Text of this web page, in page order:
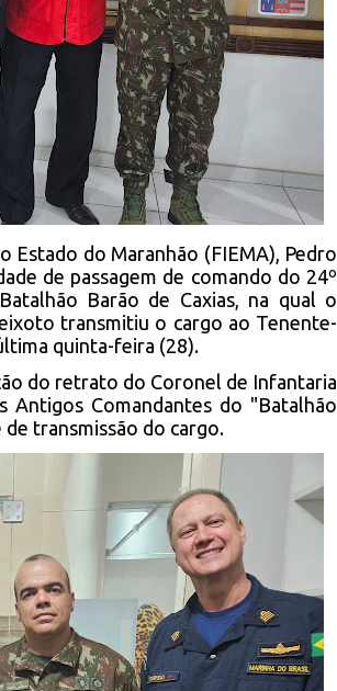
Estado do Maranhão (FIEMA), Pedro
de passagem de comando do 24º
Barão de Caxias, na qual o
transmitiu o cargo ao Tenente-
quinta-feira (28).
do retrato do Coronel de Infantaria
Antigos Comandantes do "Batalhão
de transmissão do cargo.